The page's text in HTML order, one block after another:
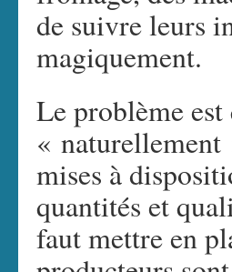
de suivre leurs
magiquement.
Le problème est
« naturellement
mises à
quantités et
faut mettre en